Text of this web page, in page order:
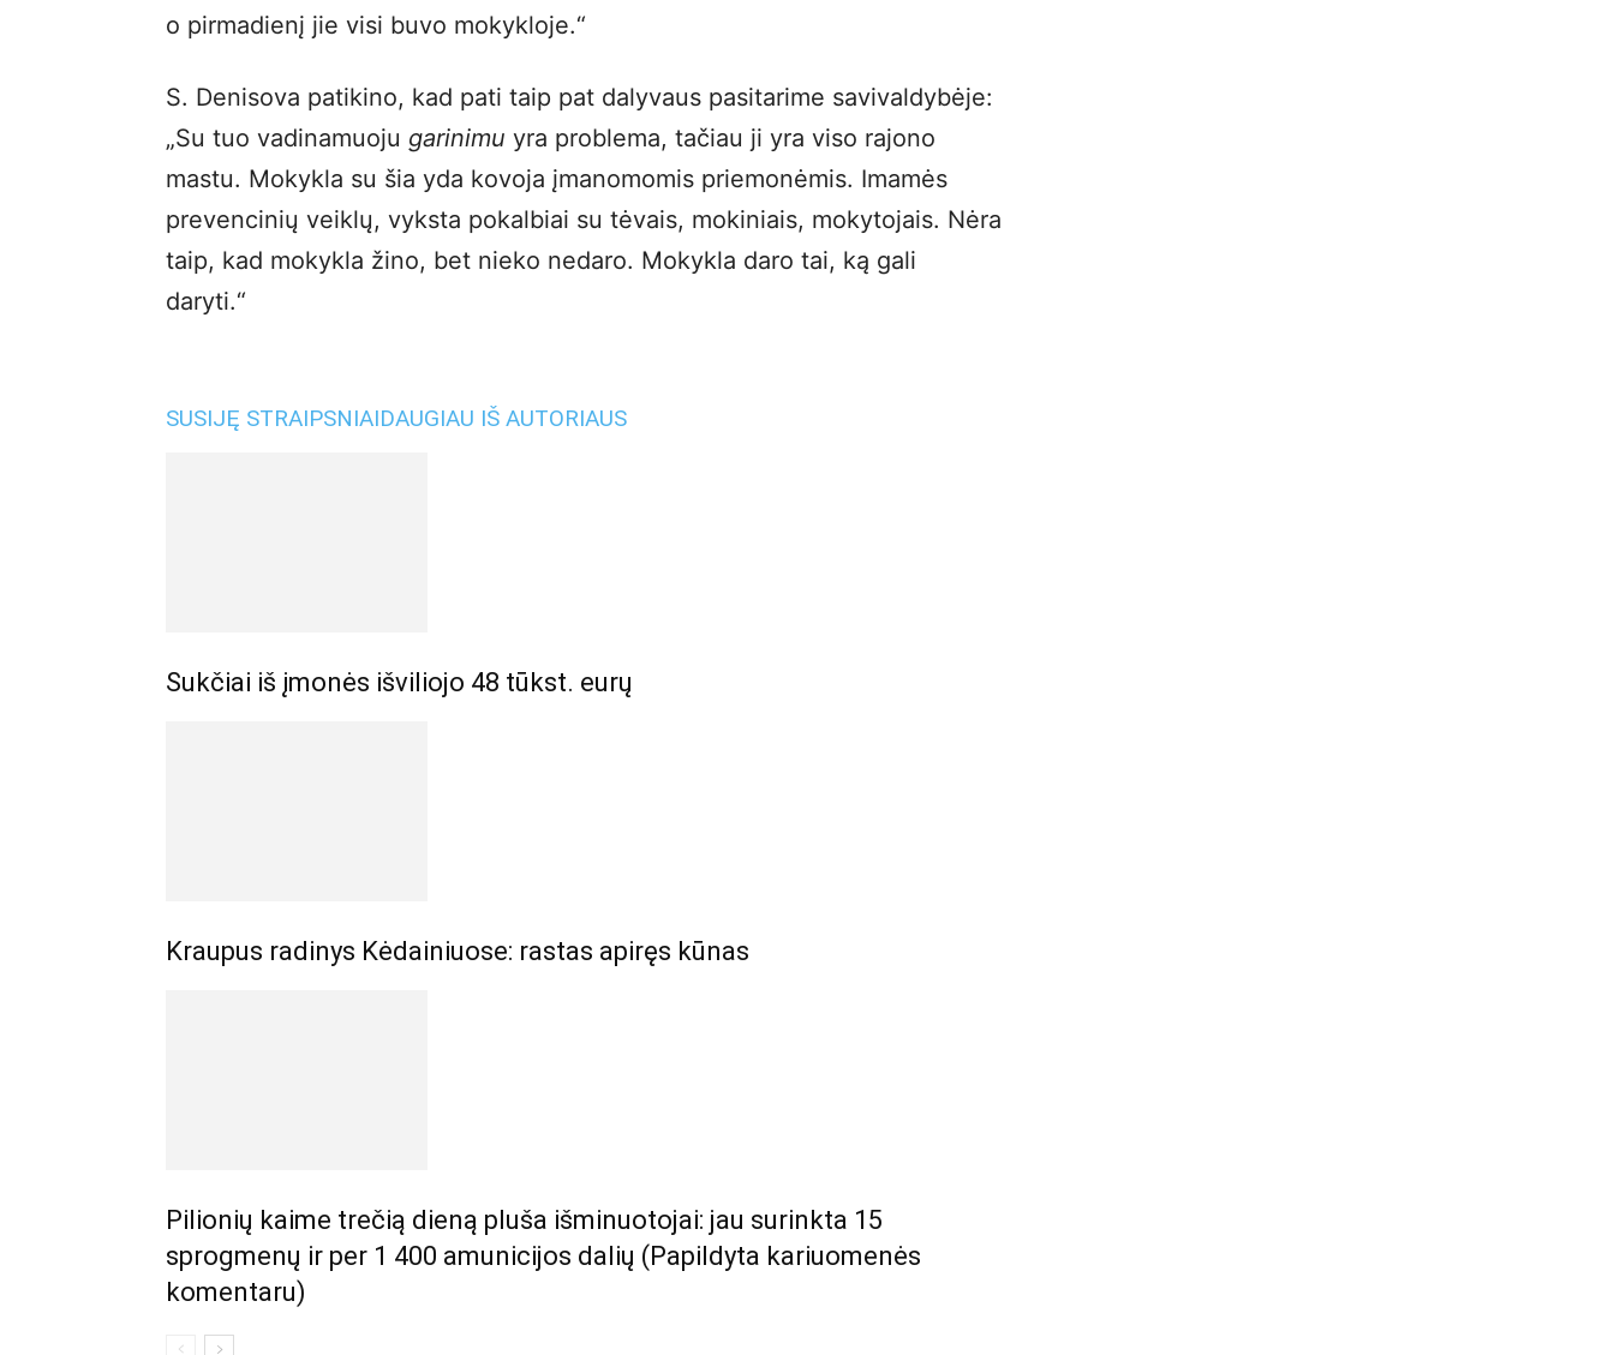
o pirmadienį jie visi buvo mokykloje.“
S. Denisova patikino, kad pati taip pat dalyvaus pasitarime savivaldybėje:
„Su tuo vadinamuoju garinimu yra problema, tačiau ji yra viso rajono
mastu. Mokykla su šia yda kovoja įmanomomis priemonėmis. Imamės
prevencinių veiklų, vyksta pokalbiai su tėvais, mokiniais, mokytojais. Nėra
taip, kad mokykla žino, bet nieko nedaro. Mokykla daro tai, ką gali
daryti.“
SUSIJĘ STRAIPSNIAIDAUGIAU IŠ AUTORIAUS
Sukčiai iš įmonės išviliojo 48 tūkst. eurų
Kraupus radinys Kėdainiuose: rastas apiręs kūnas
Pilionių kaime trečią dieną pluša išminuotojai: jau surinkta 15
sprogmenų ir per 1 400 amunicijos dalių (Papildyta kariuomenės
komentaru)